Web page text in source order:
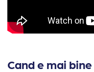
Cand e mai